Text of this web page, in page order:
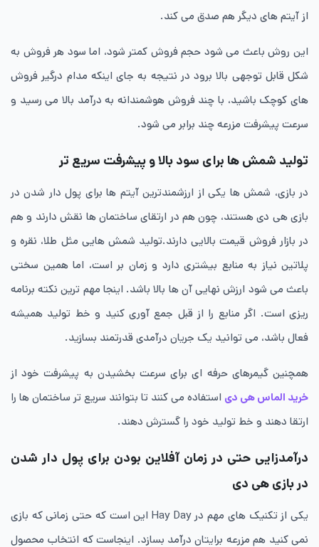
از آیتم های دیگر هم صدق می کند.
این روش باعث می شود حجم فروش کمتر شود، اما سود هر فروش به
شکل قابل توجهی بالا برود در نتیجه به جای اینکه مدام درگیر فروش
های کوچک باشید، با چند فروش هوشمندانه به درآمد بالا می رسید و
سرعت پیشرفت مزرعه چند برابر می شود.
تولید شمش ها برای سود بالا و پیشرفت سریع تر
در بازی، شمش ها یکی از ارزشمندترین آیتم ها برای پول دار شدن در
بازی هی دی هستند، چون هم در ارتقای ساختمان ها نقش دارند و هم
در بازار فروش قیمت بالایی دارند.تولید شمش هایی مثل طلا، نقره و
پلاتین نیاز به منابع بیشتری دارد و زمان بر است، اما همین سختی
باعث می شود ارزش نهایی آن ها بالا باشد. اینجا مهم ترین نکته برنامه
ریزی است. اگر منابع را از قبل جمع آوری کنید و خط تولید همیشه
فعال باشد، می توانید یک جریان درآمدی قدرتمند بسازید.
همچنین گیمرهای حرفه ای برای سرعت بخشیدن به پیشرفت خود از
خرید الماس هی دی استفاده می کنند تا بتوانند سریع تر ساختمان ها را
ارتقا دهند و خط تولید خود را گسترش دهند.
درآمدزایی حتی در زمان آفلاین بودن برای پول دار شدن
در بازی هی دی
یکی از تکنیک های مهم در Hay Day این است که حتی زمانی که بازی
نمی کنید هم مزرعه‌ برایتان درآمد بسازد. اینجاست که انتخاب محصول